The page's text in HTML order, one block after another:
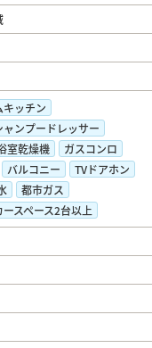
キッチン
ャンプードレッサー
室乾燥機
ガスコンロ
バルコニー
TVドアホン
都市ガス
ースペース2台以上